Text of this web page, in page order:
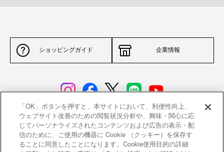
ショッピングガイド 企業情報
サイトポリシー 特定商取引法に基づく表示
並行輸入品について 個人情報保護方針
「OK」ボタンを押すと、本サイトにおいて、利便性向上、
ウェブサイト改善のための閲覧状況分析や、興味・関心に応
じてパーソナライズされたコンテンツおよび広告の表示・配
信のために、ご使用の機器に Cookie （クッキー）を保存す
ることに同意したことになります。Cookie使用目的の詳細